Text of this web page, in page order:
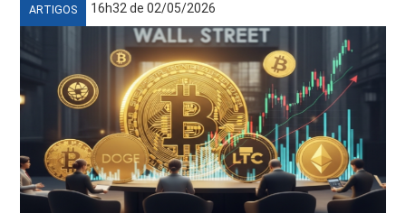
ARTIGOS 16h32 de 02/05/2026